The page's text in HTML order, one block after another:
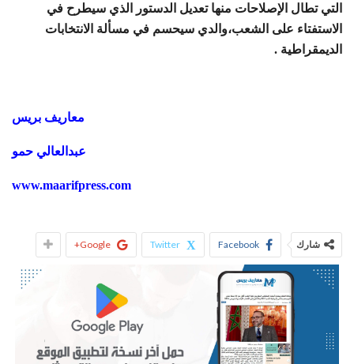
التي تطال الإصلاحات منها تعديل الدستور الذي سيطرح في
الاستفتاء على الشعب،والدي سيحسم في مسألة الانتخابات
الديمقراطية .
معاريف بريس
عبدالعالي حمو
www.maarifpress.com
شارك Facebook
Twitter
Google+